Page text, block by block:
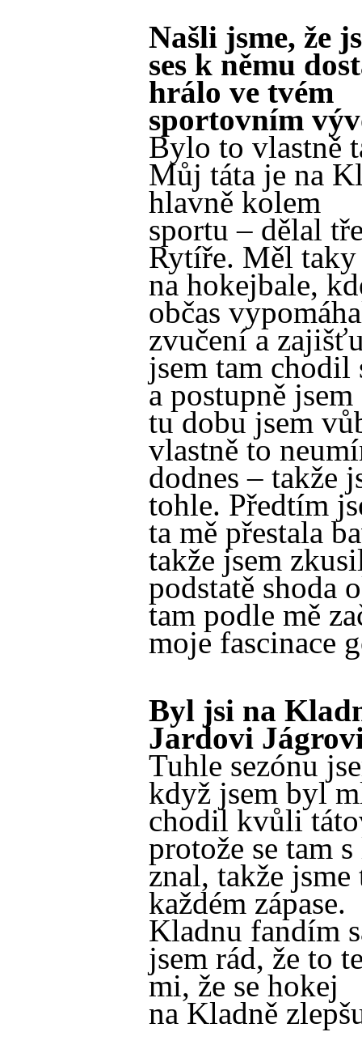
Našli jsme, že
ses k němu
hrálo ve tvém
sportovním
Bylo to vlastně
Můj táta je na
hlavně kolem
sportu – dělal
Rytíře. Měl
na hokejbale,
občas
zvučení a
jsem tam chodil
a postupně
tu dobu jsem
vlastně to
dodnes – takže
tohle. Předtím
ta mě přestala
takže jsem
podstatě shoda
tam podle mě
moje fascinace
Byl jsi na
Jardovi
Tuhle sezónu
když jsem byl
chodil kvůli
protože se tam
znal, takže
každém zápase.
Kladnu fandím
jsem rád, že to
mi, že se hokej
na Kladně